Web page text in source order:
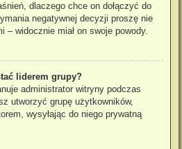
dlaczego chce on dołączyć do
negatywnej decyzji proszę nie
– widocznie miał on swoje powody.
liderem grupy?
administrator witryny podczas
utworzyć grupę użytkowników,
wysyłając do niego prywatną